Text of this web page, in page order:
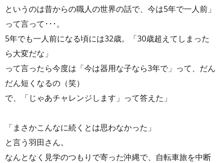
というのは昔からの職人の世界の話で、今は5年で一人前」
って言って･･･。
5年でも一人前になる頃には32歳。「30歳超えてしまった
ら大変だな」
って言ったら今度は「今は器用な子なら3年で」って、だん
だん短くなるの（笑）
で、「じゃあチャレンジします」って答えた」
「まさかこんなに続くとは思わなかった」
と言う羽田さん。
なんとなく見学のつもりで寄った沖縄で、自転車旅を中断